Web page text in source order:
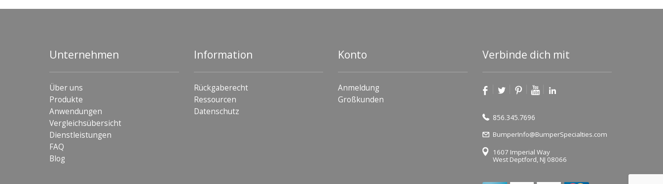
Unternehmen
Über uns
Produkte
Anwendungen
Vergleichsübersicht
Dienstleistungen
FAQ
Blog
Information
Rückgaberecht
Ressourcen
Datenschutz
Konto
Anmeldung
Großkunden
Verbinde dich mit
856.345.7696
BumperInfo@BumperSpecialties.com
1607 Imperial Way
West Deptford, NJ 08066